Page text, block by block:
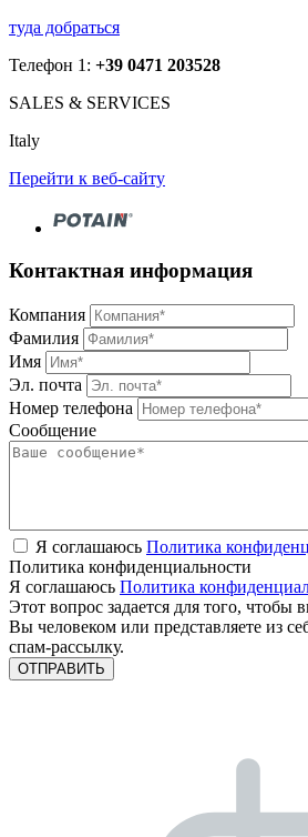
туда добраться
Телефон 1: +39 0471 203528
SALES & SERVICES
Italy
Перейти к веб-сайту
Контактная информация
Компания
Фамилия
Имя
Эл. почта
Номер телефона
Сообщение
Я соглашаюсь Политика
Политика конфиденциальности
Я соглашаюсь Политика
Этот вопрос задается для того, чтобы
Вы человеком или представляете из
спам-рассылку.